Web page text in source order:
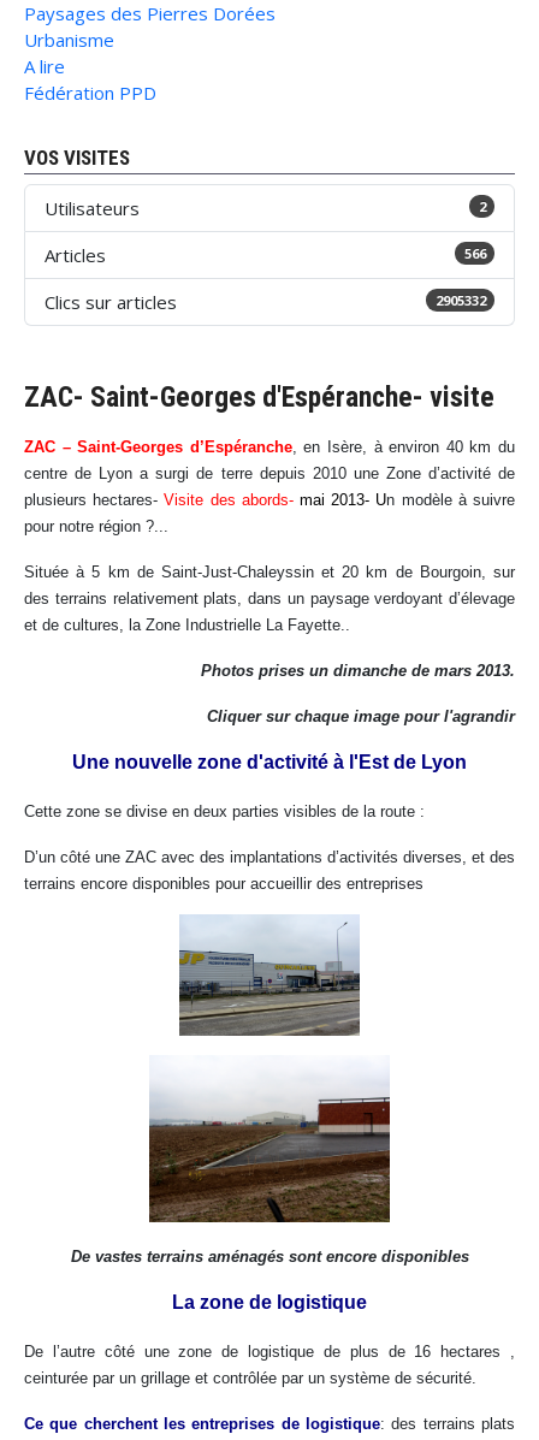
Paysages des Pierres Dorées
Urbanisme
A lire
Fédération PPD
VOS VISITES
Utilisateurs 2
Articles 566
Clics sur articles 2905332
ZAC- Saint-Georges d'Espéranche- visite
ZAC – Saint-Georges d’Espéranche, en Isère, à environ 40 km du
centre de Lyon a surgi de terre depuis 2010 une Zone d’activité de
plusieurs hectares-Visite des abords-mai 2013- Un modèle à suivre
pour notre région ?...
Située à 5 km de Saint-Just-Chaleyssin et 20 km de Bourgoin, sur
des terrains relativement plats, dans un paysage verdoyant d’élevage
et de cultures, la Zone Industrielle La Fayette..
Photos prises un dimanche de mars 2013.
Cliquer sur chaque image pour l'agrandir
Une nouvelle zone d'activité à l'Est de Lyon
Cette zone se divise en deux parties visibles de la route :
D’un côté une ZAC avec des implantations d’activités diverses, et des
terrains encore disponibles pour accueillir des entreprises
De vastes terrains aménagés sont encore disponibles
La zone de logistique
De l’autre côté une zone de logistique de plus de 16 hectares ,
ceinturée par un grillage et contrôlée par un système de sécurité.
Ce que cherchent les entreprises de logistique: des terrains plats